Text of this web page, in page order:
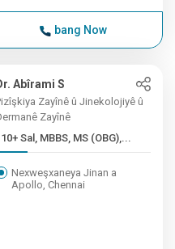
bang Now
Abîrami S
Zayînê û Jinekolojiyê û
Zayînê
10+ Sal, MBBS, MS (OBG),...
Nexweşxaneya Jinan a
Apollo, Chennai